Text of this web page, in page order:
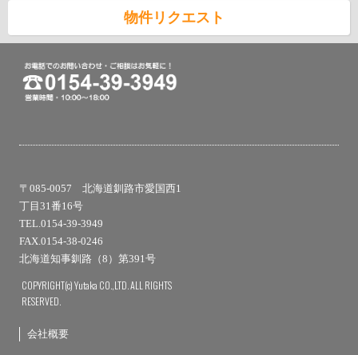
物件リクエスト
〒085-0057 北海道釧路市愛国西1
丁目31番16号
TEL.0154-39-3949
FAX.0154-38-0246
北海道知事釧路（8）第391号
COPYRIGHT(c) Yutaka CO.,LTD. ALL RIGHTS
RESERVED.
会社概要